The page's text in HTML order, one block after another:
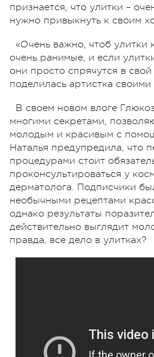
признается, что улитки –
нужно привыкнуть к своим
«Очень важно, чтоб
очень ранимые, и если
они просто спрячутся в
поделилась артистка
В своем новом влоге
многими секретами,
молодым и красивым с
Наталья предупредила, что
процедурами стоит
проконсультироваться у
дерматолога. Подписчики
необычными рецептами
однако результаты
действительно выглядит
правда, все дело в улитках?